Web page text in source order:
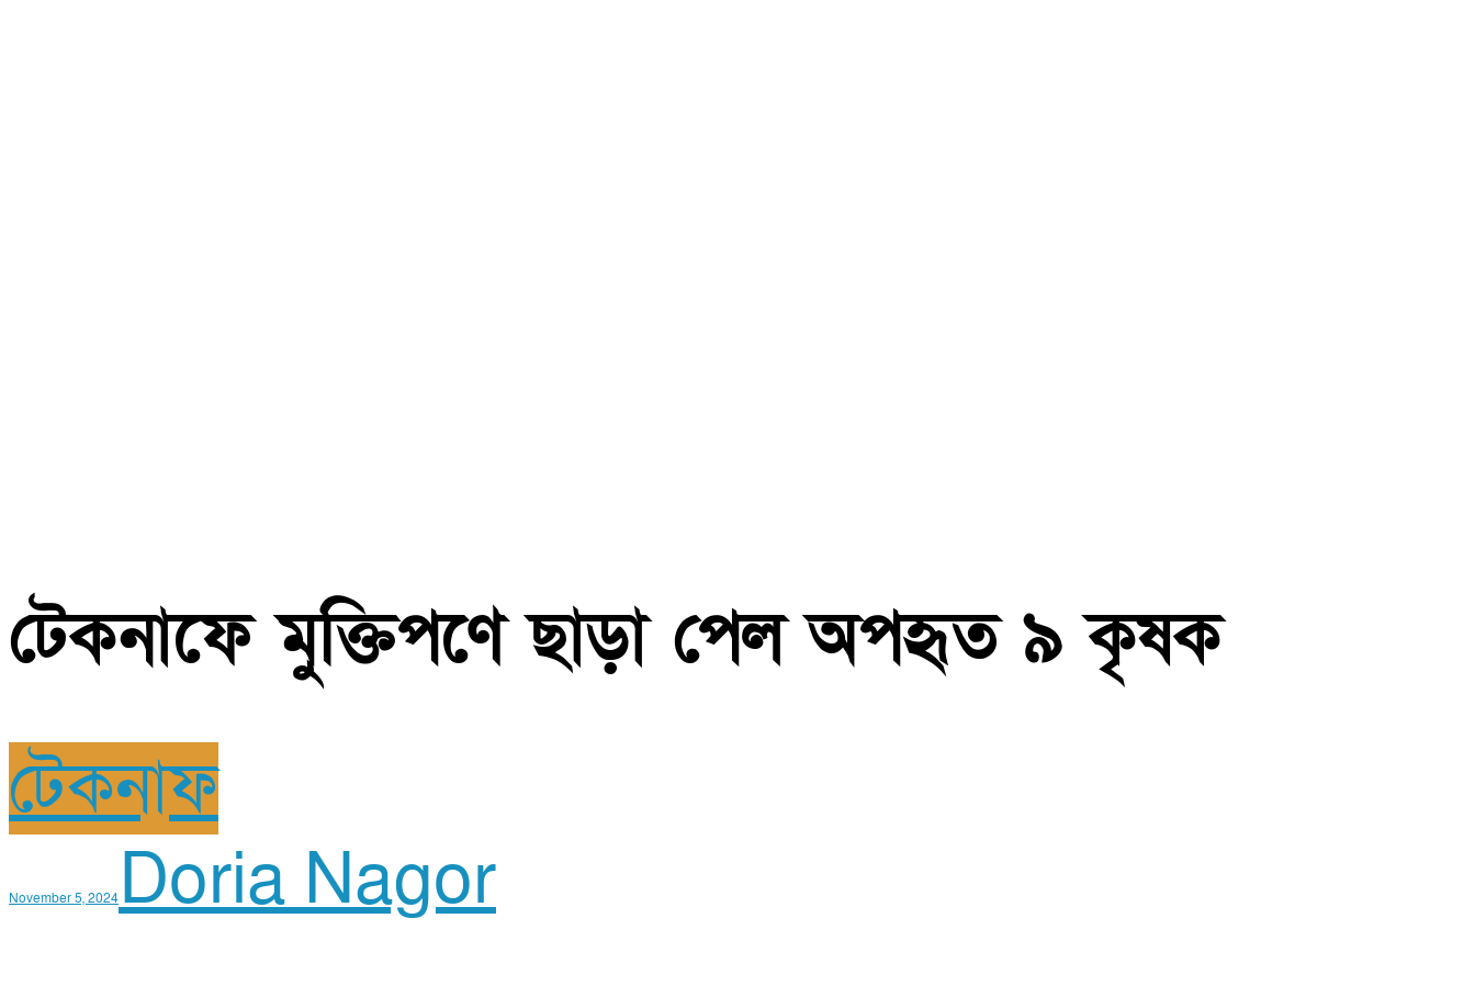
টেকনাফে মুক্তিপণে ছাড়া পেল অপহৃত ৯ কৃষক
টেকনাফ
November 5, 2024Doria Nagor